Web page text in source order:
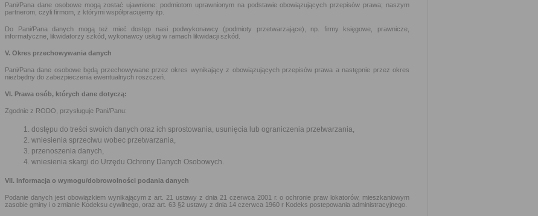
Pani/Pana dane osobowe mogą zostać ujawnione: podmiotom uprawnionym na podstawie obowiązujących przepisów prawa; naszym
partnerom, czyli firmom, z którymi współpracujemy itp.
Do Pani/Pana danych mogą też mieć dostęp nasi podwykonawcy (podmioty przetwarzające), np. firmy księgowe, prawnicze,
informatyczne, likwidatorzy szkód, wykonawcy usług w ramach likwidacji szkód.
V. Okres przechowywania danych
Pani/Pana dane osobowe będą przechowywane przez okres wynikający z obowiązujących przepisów prawa a następnie przez okres
niezbędny do zabezpieczenia ewentualnych roszczeń.
VI. Prawa osób, których dane dotyczą:
Zgodnie z RODO, przysługuje Pani/Panu:
dostępu do treści swoich danych oraz ich sprostowania, usunięcia lub ograniczenia przetwarzania,
wniesienia sprzeciwu wobec przetwarzania,
przenoszenia danych,
wniesienia skargi do Urzędu Ochrony Danych Osobowych.
VII. Informacja o wymogu/dobrowolności podania danych
Podanie danych jest obowiązkiem wynikającym z art. 21 ustawy z dnia 21 czerwca 2001 r. o ochronie praw lokatorów, mieszkaniowym
zasobie gminy i o zmianie Kodeksu cywilnego, oraz art. 63 §2 ustawy z dnia 14 czerwca 1960 r Kodeks postepowania administracyjnego.